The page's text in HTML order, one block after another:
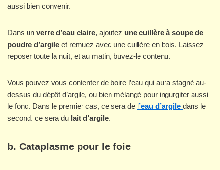
aussi bien convenir.
Dans un verre d’eau claire, ajoutez une cuillère à soupe de
poudre d’argile et remuez avec une cuillère en bois. Laissez
reposer toute la nuit, et au matin, buvez-le contenu.
Vous pouvez vous contenter de boire l’eau qui aura stagné au-
dessus du dépôt d’argile, ou bien mélangé pour ingurgiter aussi
le fond. Dans le premier cas, ce sera de l’eau d’argile dans le
second, ce sera du lait d’argile.
b. Cataplasme pour le foie